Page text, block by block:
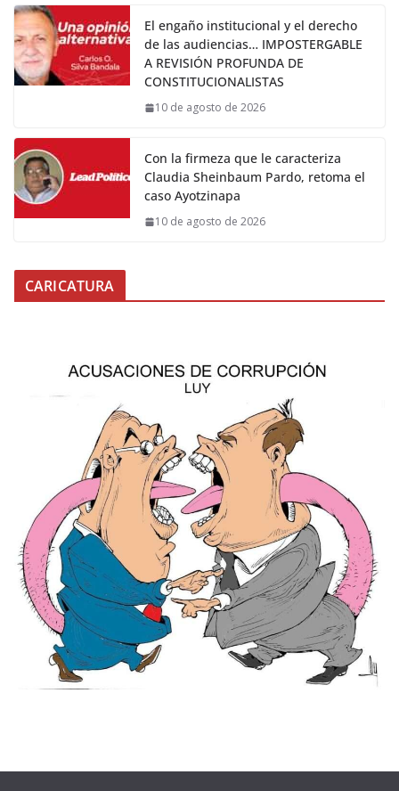
El engaño institucional y el derecho
de las audiencias… IMPOSTERGABLE
A REVISIÓN PROFUNDA DE
CONSTITUCIONALISTAS
10 de agosto de 2026
Con la firmeza que le caracteriza
Claudia Sheinbaum Pardo, retoma el
caso Ayotzinapa
10 de agosto de 2026
CARICATURA